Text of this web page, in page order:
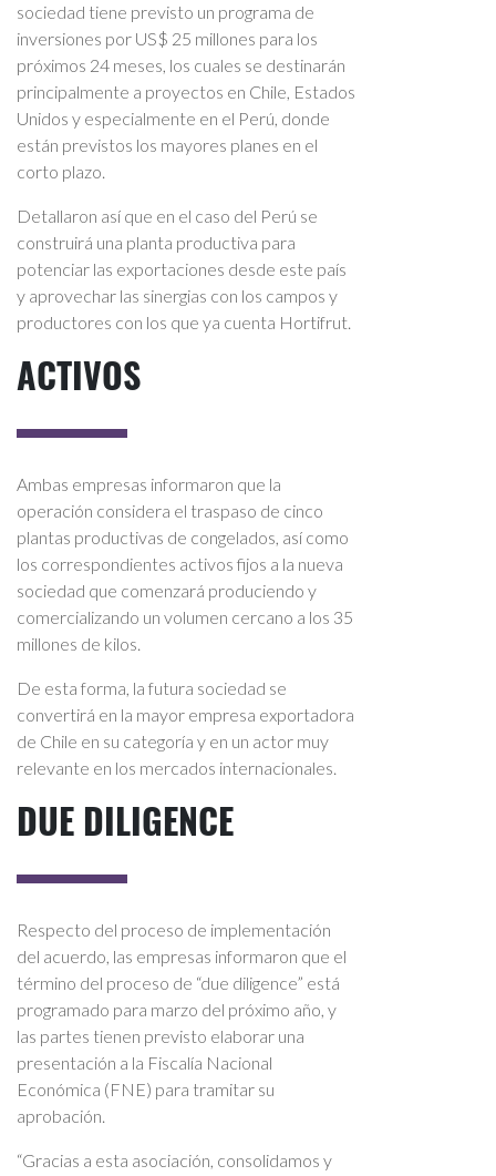
sociedad tiene previsto un programa de
inversiones por US$ 25 millones para los
próximos 24 meses, los cuales se destinarán
principalmente a proyectos en Chile, Estados
Unidos y especialmente en el Perú, donde
están previstos los mayores planes en el
corto plazo.
Detallaron así que en el caso del Perú se
construirá una planta productiva para
potenciar las exportaciones desde este país
y aprovechar las sinergias con los campos y
productores con los que ya cuenta Hortifrut.
ACTIVOS
Ambas empresas informaron que la
operación considera el traspaso de cinco
plantas productivas de congelados, así como
los correspondientes activos fijos a la nueva
sociedad que comenzará produciendo y
comercializando un volumen cercano a los 35
millones de kilos.
De esta forma, la futura sociedad se
convertirá en la mayor empresa exportadora
de Chile en su categoría y en un actor muy
relevante en los mercados internacionales.
DUE DILIGENCE
Respecto del proceso de implementación
del acuerdo, las empresas informaron que el
término del proceso de “due diligence” está
programado para marzo del próximo año, y
las partes tienen previsto elaborar una
presentación a la Fiscalía Nacional
Económica (FNE) para tramitar su
aprobación.
“Gracias a esta asociación, consolidamos y